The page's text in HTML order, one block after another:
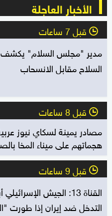
الأخبار العاجلة
l قبل 7 ساعات
مدير "مجلس السلام" يكشف
السلاح مقابل الانسحاب
l قبل 8 ساعات
مصادر يمينة لسكاي نيوز
هجماتهم على ميناء المخا
l قبل 9 ساعات
القناة 13: الجيش
التدخل ضد إيران إذا طورت